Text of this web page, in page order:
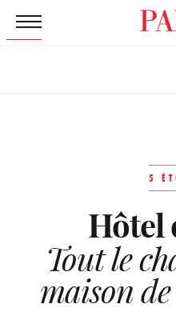
5
Hôtel
Tout le
maison